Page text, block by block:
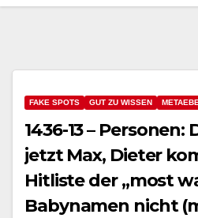
FAKE SPOTS GUT ZU WISSEN
1436-13 –
jetzt Max, Dieter
Hitliste der „most
Babynamen nicht